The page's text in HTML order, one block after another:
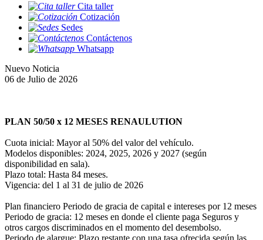
Cita taller
Cotización
Sedes
Contáctenos
Whatsapp
Nuevo Noticia
06 de Julio de 2026
PLAN 50/50 x 12 MESES RENAULUTION
Cuota inicial: Mayor al 50% del valor del vehículo.
Modelos disponibles: 2024, 2025, 2026 y 2027 (según
disponibilidad en sala).
Plazo total: Hasta 84 meses.
Vigencia: del 1 al 31 de julio de 2026
Plan financiero Periodo de gracia de capital e intereses por 12 meses
Periodo de gracia: 12 meses en donde el cliente paga Seguros y
otros cargos discriminados en el momento del desembolso.
Periodo de alargue: Plazo restante con una tasa ofrecida según las